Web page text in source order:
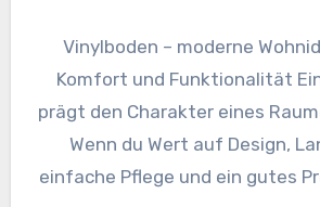
Vinylboden – moderne
Komfort und Funktionalität
prägt den Charakter eines
Wenn du Wert auf Design,
einfache Pflege und ein gutes